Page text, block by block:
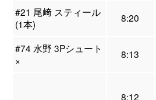
#21 尾﨑 スティール
(1本)
8:20
#74 水野 3Pシュート
×
8:13
8:12